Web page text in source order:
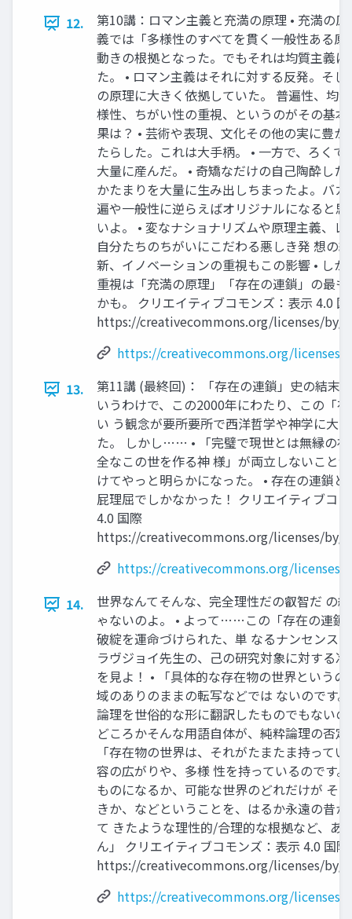
12.
第10講：ロマン主義と充満の原理 • 充満の
義では「多様性のすべてを貫く一般性ある原
動きの根拠となった。でもそれは均質主義
た。 • ロマン主義はそれに対する反発。そ
の原理に大きく依拠していた。 普遍性、均
様性、ちがい性の重視、というのがその基
果は？ • 芸術や表現、文化その他の実に豊
たらした。これは大手柄。 • 一方で、ろくで
大量に産んだ。 • 奇矯なだけの自己陶酔し
かたまりを大量に生み出しちまったよ。バ
遍や一般性に逆らえばオリジナルになると
いよ。 • 変なナショナリズムや原理主義、
自分たちのちがいにこだわる悪しき発 想の
新、イノベーションの重視もこの影響 • し
重視は「充満の原理」「存在の連鎖」の最
かも。 クリエイティブコモンズ：表示 4.0
https://creativecommons.org/licenses/by/
https://creativecommons.org/licenses/
13.
第11講 (最終回)： 「存在の連鎖」史の結末
いうわけで、この2000年にわたり、この「
い う観念が要所要所で西洋哲学や神学に大
た。 しかし…… • 「完璧で現世とは無縁の
全なこの世を作る神 様」が両立しないこと
けてやっと明らかになった。 • 存在の連鎖
屁理屈でしかなかった！ クリエイティブコ
4.0 国際
https://creativecommons.org/licenses/by/
https://creativecommons.org/licenses/
14.
世界なんてそんな、完全理性だの叡智だ の
ゃないのよ。 • よって……この「存在の連鎖
破綻を運命づけられた、単 なるナンセンス
ラヴジョイ先生の、己の研究対象に対する
を見よ！ • 「具体的な存在物の世界という
域のありのままの転写などでは ないのです
論理を世俗的な形に翻訳したものでもない
どころかそんな用語自体が、純粋論理の否定
「存在物の世界は、それがたまたま持って
容の広がりや、多様 性を持っているのです
ものになるか、可能な世界のどれだけが そ
きか、などということを、はるか永遠の昔
て きたような理性的/合理的な根拠など、あ
ん」 クリエイティブコモンズ：表示 4.0 国際
https://creativecommons.org/licenses/by/
https://creativecommons.org/licenses/